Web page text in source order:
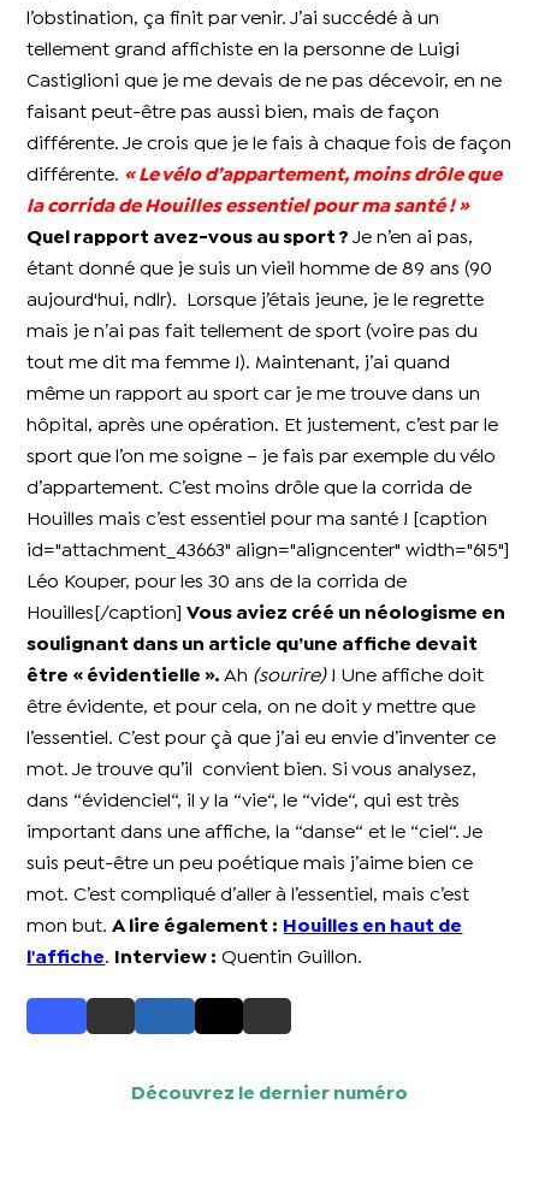
l’obstination, ça finit par venir. J’ai succédé à un
tellement grand affichiste en la personne de Luigi
Castiglioni que je me devais de ne pas décevoir, en ne
faisant peut-être pas aussi bien, mais de façon
différente. Je crois que je le fais à chaque fois de façon
différente. « Le vélo d’appartement, moins drôle que
la corrida de Houilles essentiel pour ma santé ! »
Quel rapport avez-vous au sport ? Je n’en ai pas,
étant donné que je suis un vieil homme de 89 ans (90
aujourd'hui, ndlr). Lorsque j’étais jeune, je le regrette
mais je n’ai pas fait tellement de sport (voire pas du
tout me dit ma femme !). Maintenant, j’ai quand
même un rapport au sport car je me trouve dans un
hôpital, après une opération. Et justement, c’est par le
sport que l’on me soigne – je fais par exemple du vélo
d’appartement. C’est moins drôle que la corrida de
Houilles mais c’est essentiel pour ma santé ! [caption
id="attachment_43663" align="aligncenter" width="615"]
Léo Kouper, pour les 30 ans de la corrida de
Houilles[/caption]Vous aviez créé un néologisme en
soulignant dans un article qu’une affiche devait
être « évidentielle ». Ah (sourire)! Une affiche doit
être évidente, et pour cela, on ne doit y mettre que
l’essentiel. C’est pour çà que j’ai eu envie d’inventer ce
mot. Je trouve qu’il convient bien. Si vous analysez,
dans “évidenciel“, il y la “vie“, le “vide“, qui est très
important dans une affiche, la “danse“ et le “ciel“. Je
suis peut-être un peu poétique mais j’aime bien ce
mot. C’est compliqué d’aller à l’essentiel, mais c’est
mon but.A lire également :
Houilles en haut de
l'affiche. Interview : Quentin Guillon.
Découvrez le dernier numéro